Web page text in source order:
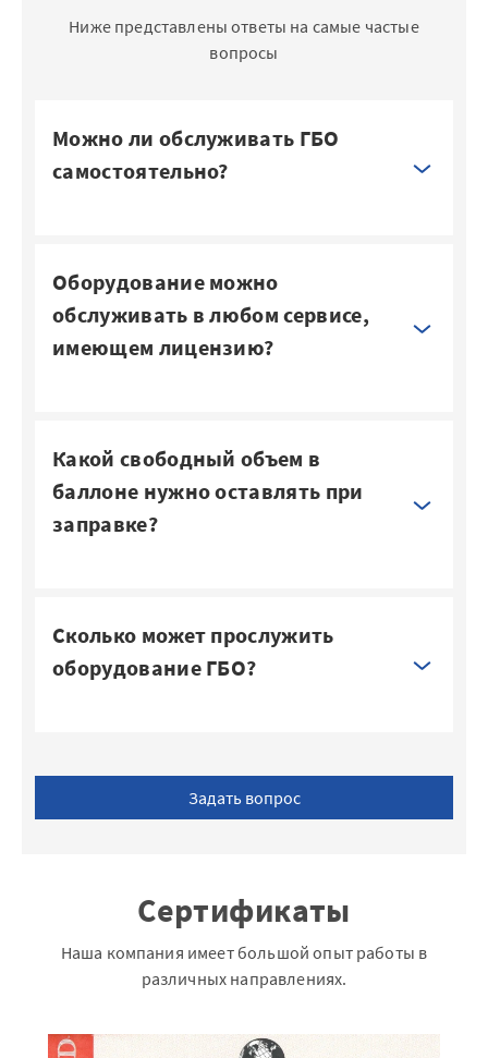
Ниже представлены ответы на самые частые
вопросы
Можно ли обслуживать ГБО
самостоятельно?
Оборудование можно
обслуживать в любом сервисе,
имеющем лицензию?
Какой свободный объем в
баллоне нужно оставлять при
заправке?
Сколько может прослужить
оборудование ГБО?
Задать вопрос
Сертификаты
Наша компания имеет большой опыт работы в
различных направлениях.